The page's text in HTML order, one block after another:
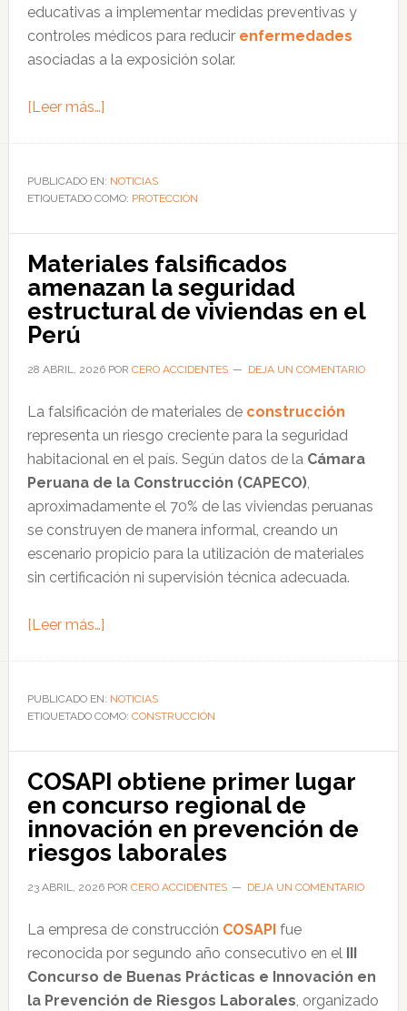
educativas a implementar medidas preventivas y
controles médicos para reducir enfermedades
asociadas a la exposición solar.
[Leer más…]acerca
refuerza
la
frente
a
la
solar:
de
7
millones
de
trabajadores
en
riesgo
PUBLICADO EN: NOTICIAS
ETIQUETADO COMO: PROTECCIÓN
Materiales falsificados
amenazan la seguridad
estructural de viviendas en el
Perú
28 ABRIL, 2026POR CERO ACCIDENTES DEJA UN COMENTARIO
La falsificación de materiales de construcción
representa un riesgo creciente para la seguridad
habitacional en el país. Según datos de la Cámara
Peruana de la Construcción (CAPECO),
aproximadamente el 70% de las viviendas peruanas
se construyen de manera informal, creando un
escenario propicio para la utilización de materiales
sin certificación ni supervisión técnica adecuada.
[Leer más…]acerca
falsificados
amenazan
estructural
de
viviendas
en
el
PUBLICADO EN: NOTICIAS
ETIQUETADO COMO: CONSTRUCCIÓN
COSAPI obtiene primer lugar
en concurso regional de
innovación en prevención de
riesgos laborales
23 ABRIL, 2026POR CERO ACCIDENTES DEJA UN COMENTARIO
La empresa de construcción COSAPI fue
reconocida por segundo año consecutivo en el III
Concurso de Buenas Prácticas e Innovación en
la Prevención de Riesgos Laborales, organizado